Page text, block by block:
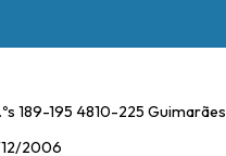
189-195 4810-225 Guimarães
2006